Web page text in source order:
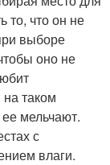
то, что он не
выборе
оно не
таком
мельчают.
с
влаги.